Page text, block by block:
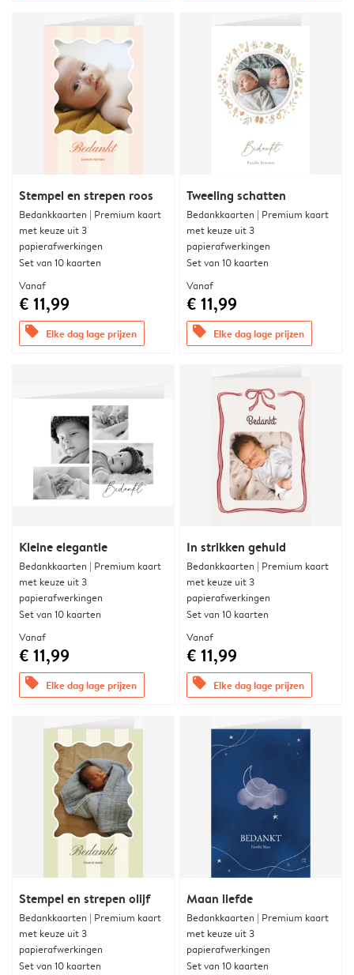
Stempel en strepen roos
Bedankkaarten | Premium kaart
met keuze uit 3
papierafwerkingen
Set van 10 kaarten
Vanaf
€ 11,99
offers Elke dag lage prijzen
Tweeling schatten
Bedankkaarten | Premium kaart
met keuze uit 3
papierafwerkingen
Set van 10 kaarten
Vanaf
€ 11,99
offers Elke dag lage prijzen
Kleine elegantie
Bedankkaarten | Premium kaart
met keuze uit 3
papierafwerkingen
Set van 10 kaarten
Vanaf
€ 11,99
offers Elke dag lage prijzen
In strikken gehuld
Bedankkaarten | Premium kaart
met keuze uit 3
papierafwerkingen
Set van 10 kaarten
Vanaf
€ 11,99
offers Elke dag lage prijzen
Stempel en strepen olijf
Bedankkaarten | Premium kaart
met keuze uit 3
papierafwerkingen
Set van 10 kaarten
Maan liefde
Bedankkaarten | Premium kaart
met keuze uit 3
papierafwerkingen
Set van 10 kaarten